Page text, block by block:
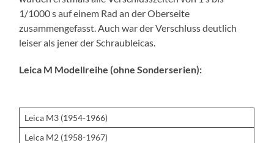
1/1000 s auf einem Rad an der Oberseite
zusammengefasst. Auch war der Verschluss deutlich
leiser als jener der Schraubleicas.
Leica M Modellreihe (ohne Sonderserien):
Leica M3 (1954-1966)
Leica M2 (1958-1967)